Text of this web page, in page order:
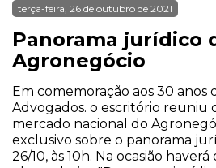
terça-feira, 26 de outubro de 2021
Panorama jurídico
Agronegócio
Em comemoração aos 30 anos
Advogados. o escritório reuniu
mercado nacional do
exclusivo sobre o panorama
26/10, às 10h. Na ocasião